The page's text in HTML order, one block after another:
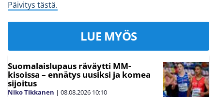
Päivitys tästä.
LUE MYÖS
Suomalaislupaus räväytti MM-
kisoissa – ennätys uusiksi ja komea
sijoitus
Niko Tikkanen | 08.08.2026 10:10